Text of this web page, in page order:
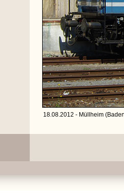
18.08.2012 - Müllheim